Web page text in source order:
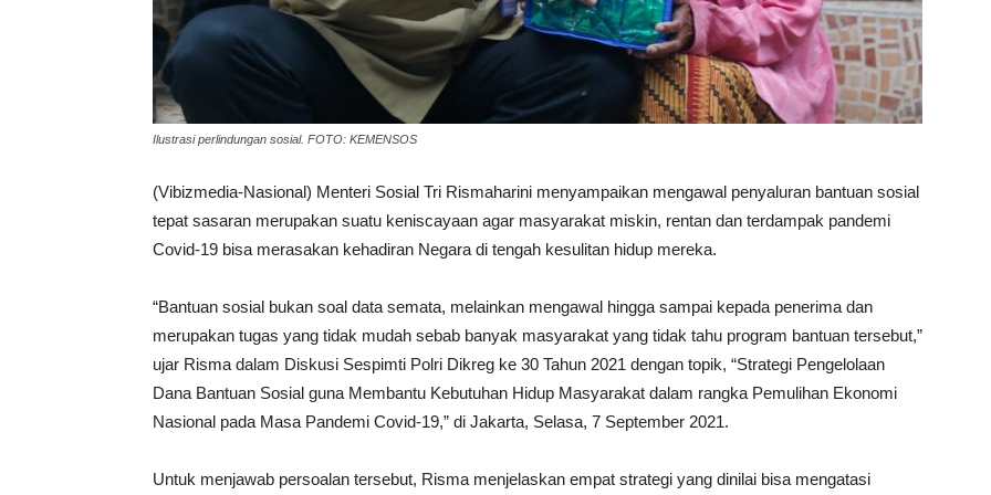
Ilustrasi perlindungan sosial. FOTO: KEMENSOS
(Vibizmedia-Nasional) Menteri Sosial Tri Rismaharini menyampaikan mengawal penyaluran bantuan sosial
tepat sasaran merupakan suatu keniscayaan agar masyarakat miskin, rentan dan terdampak pandemi
Covid-19 bisa merasakan kehadiran Negara di tengah kesulitan hidup mereka.
“Bantuan sosial bukan soal data semata, melainkan mengawal hingga sampai kepada penerima dan
merupakan tugas yang tidak mudah sebab banyak masyarakat yang tidak tahu program bantuan tersebut,”
ujar Risma dalam Diskusi Sespimti Polri Dikreg ke 30 Tahun 2021 dengan topik, “Strategi Pengelolaan
Dana Bantuan Sosial guna Membantu Kebutuhan Hidup Masyarakat dalam rangka Pemulihan Ekonomi
Nasional pada Masa Pandemi Covid-19,” di Jakarta, Selasa, 7 September 2021.
Untuk menjawab persoalan tersebut, Risma menjelaskan empat strategi yang dinilai bisa mengatasi